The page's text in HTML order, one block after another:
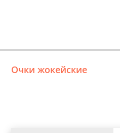
Очки жокейские